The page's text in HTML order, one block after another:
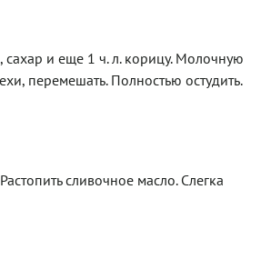
сахар и еще 1 ч. л. корицу. Молочную
перемешать. Полностью остудить.
сливочное масло. Слегка